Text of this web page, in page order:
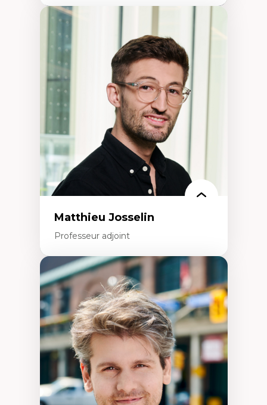
Expertises
Acceptabilité, acceptation et adoption des
technologies
Technologies d'apprentissage innovantes
Insertion professionnelle du nouveau
personnel enseignant
Construction identitaire en milieu
minoritaire francophone
Technologies éducatives pour la formation
continue
Matthieu Josselin
Professeur adjoint
Expertises
Ethnographie critique des environnements
d’apprentissage des étudiant.e.s
Approche transdisciplinaire des
compétences socioaffectives et
interculturelles
Didactique des langues secondes et
compétence pragmatique
Andragogie
Méthodologies de recherche qualitative